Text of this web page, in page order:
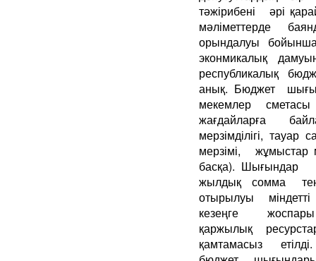
тәжірибені әрі
мәліметтерде
орындалуы бойынша
эконмикалық
республикалық
анық. Бюджет
мекемлер сметасы
жағдайларға
мерзімділігі,
мерзімі,
басқа).
жылдық сомма
отырылуы міндетті
кезеңге
қаржылық
қамтамасыз